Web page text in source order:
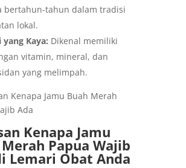
bertahun-tahun dalam tradisi
lokal.
Kaya: Dikenal memiliki
vitamin, mineral, dan
yang melimpah.
Kenapa Jamu
Papua Wajib
Lemari Obat Anda